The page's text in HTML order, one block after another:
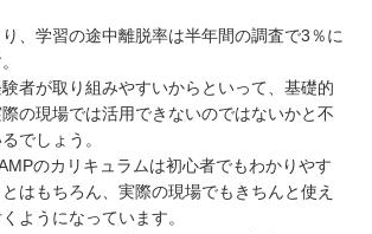
、学習の途中離脱率は半年間の調査で3％に
者が取り組みやすいからといって、基礎的
の現場では活用できないのではないかと不
でしょう。
のカリキュラムは初心者でもわかりやす
はもちろん、実際の現場でもきちんと使え
ようになっています。